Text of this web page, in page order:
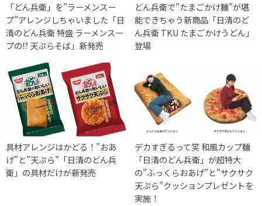
「どん兵衛」を”ラーメンスー
プ”アレンジしちゃいました「日
清のどん兵衛 特盛 ラーメンスー
プの!? 天ぷらそば」新発売
どん兵衛で”たまごかけ麺”が堪
能できちゃう新商品「日清のど
ん兵衛 TKU たまごかけうどん」
登場
具材アレンジはかどる！”おあ
げ”と”天ぷら”「日清のどん兵
衛」の具材だけが新発売
デカすぎるって笑 和風カップ麺
「日清のどん兵衛」が超特大
の”ふっくらおあげ”と”サクサク
天ぷら”クッションプレゼントを
実施！